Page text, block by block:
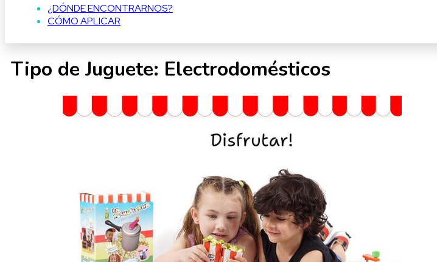
¿DÓNDE ENCONTRARNOS?
CÓMO APLICAR
Tipo de Juguete: Electrodomésticos